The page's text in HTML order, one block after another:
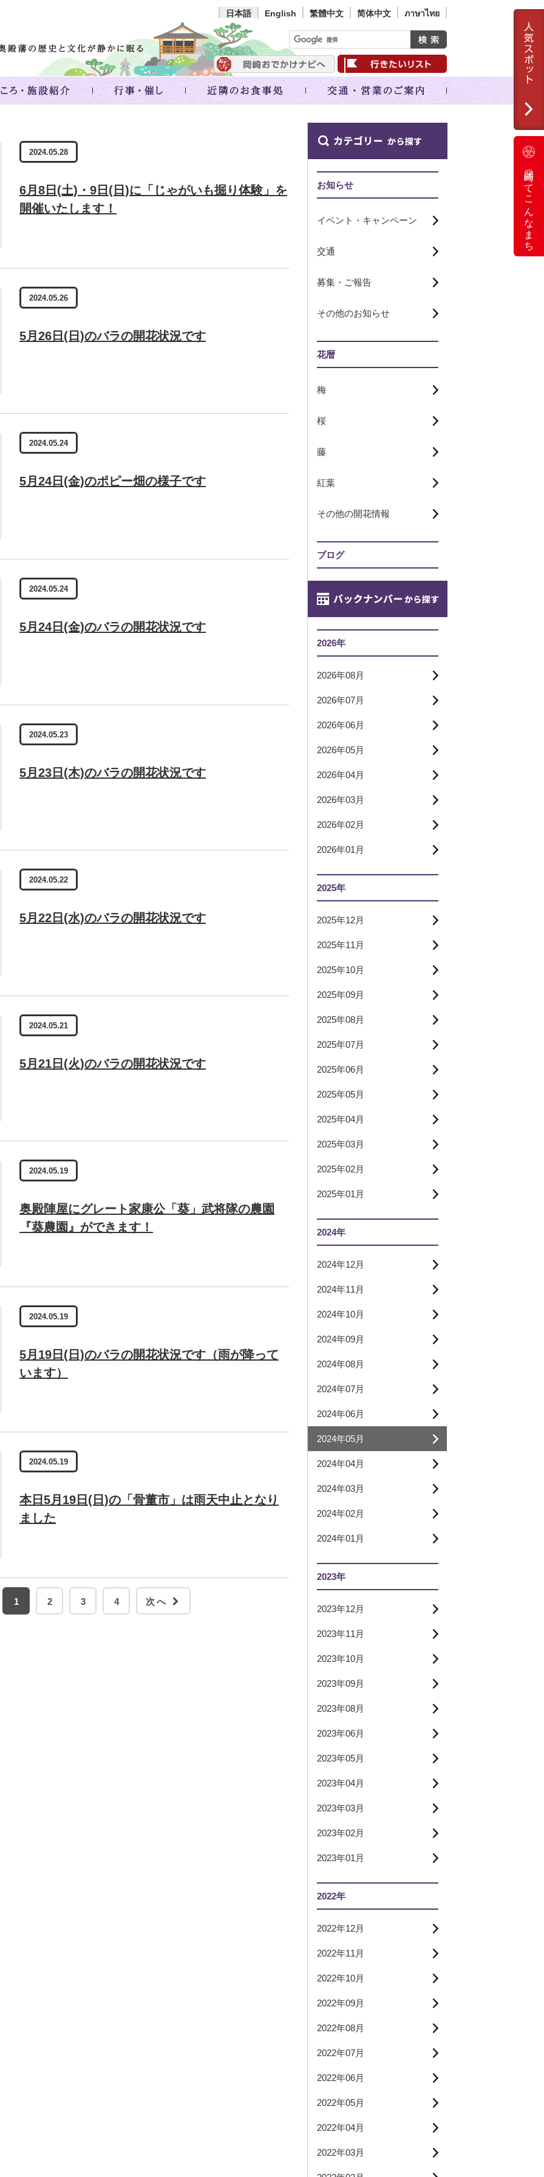
日本語 English 繁體中文 简体中文 ภาษาไทย
岡崎ってこんなまち
2024.05.28
6月8日(土)・9日(日)に「じゃがいも掘り体験」を
開催いたします！
2024.05.26
5月26日(日)のバラの開花状況です
2024.05.24
5月24日(金)のポピー畑の様子です
2024.05.24
5月24日(金)のバラの開花状況です
2024.05.23
5月23日(木)のバラの開花状況です
2024.05.22
5月22日(水)のバラの開花状況です
2024.05.21
5月21日(火)のバラの開花状況です
2024.05.19
奥殿陣屋にグレート家康公「葵」武将隊の農園
『葵農園』ができます！
2024.05.19
5月19日(日)のバラの開花状況です（雨が降って
います）
2024.05.19
本日5月19日(日)の「骨董市」は雨天中止となり
ました
1 2 3 4 次へ
お知らせ
イベント・キャンペーン
交通
募集・ご報告
その他のお知らせ
花暦
梅
桜
藤
紅葉
その他の開花情報
ブログ
2026年
2026年08月
2026年07月
2026年06月
2026年05月
2026年04月
2026年03月
2026年02月
2026年01月
2025年
2025年12月
2025年11月
2025年10月
2025年09月
2025年08月
2025年07月
2025年06月
2025年05月
2025年04月
2025年03月
2025年02月
2025年01月
2024年
2024年12月
2024年11月
2024年10月
2024年09月
2024年08月
2024年07月
2024年06月
2024年05月
2024年04月
2024年03月
2024年02月
2024年01月
2023年
2023年12月
2023年11月
2023年10月
2023年09月
2023年08月
2023年06月
2023年05月
2023年04月
2023年03月
2023年02月
2023年01月
2022年
2022年12月
2022年11月
2022年10月
2022年09月
2022年08月
2022年07月
2022年06月
2022年05月
2022年04月
2022年03月